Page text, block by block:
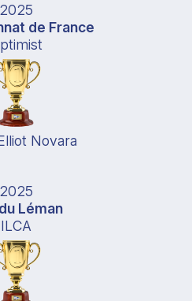
2025
de France
Novara
2025
Léman
ILCA